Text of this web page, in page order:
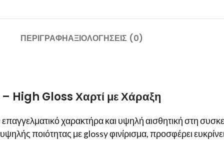
ΠΕΡΙΓΡΑΦΉΑΞΙΟΛΟΓΉΣΕΙΣ (0)
– High Gloss Χαρτί με Χάραξη
χαρακτήρα και υψηλή αισθητική στη
ποιότητας με glossy φινίρισμα, προσφέρει